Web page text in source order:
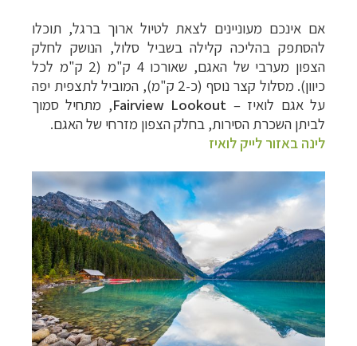
אם אינכם מעוניינים לצאת לטיול ארוך ברגל, תוכלו
להסתפק בהליכה קלילה בשביל סלול, הנושק לחלק
הצפון מערבי של האגם, שאורכו 4 ק"מ (2 ק"מ לכל
כיוון). מסלול קצר נוסף (כ-2 ק"מ), המוביל לתצפית יפה
על אגם לואיז–
Fairview Lookout, מתחיל סמוך
לביתן השכרת הסירות, בחלק הצפון מזרחי של האגם.
לינה באזור לייק לואיז